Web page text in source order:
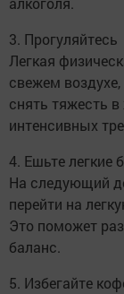
3. Прогуляйтесь
Легкая
свежем
снять тяжесть
интенсивных
4. Ешьте легкие
На следующий
перейти на
Это поможет
баланс.
5. Избегайте